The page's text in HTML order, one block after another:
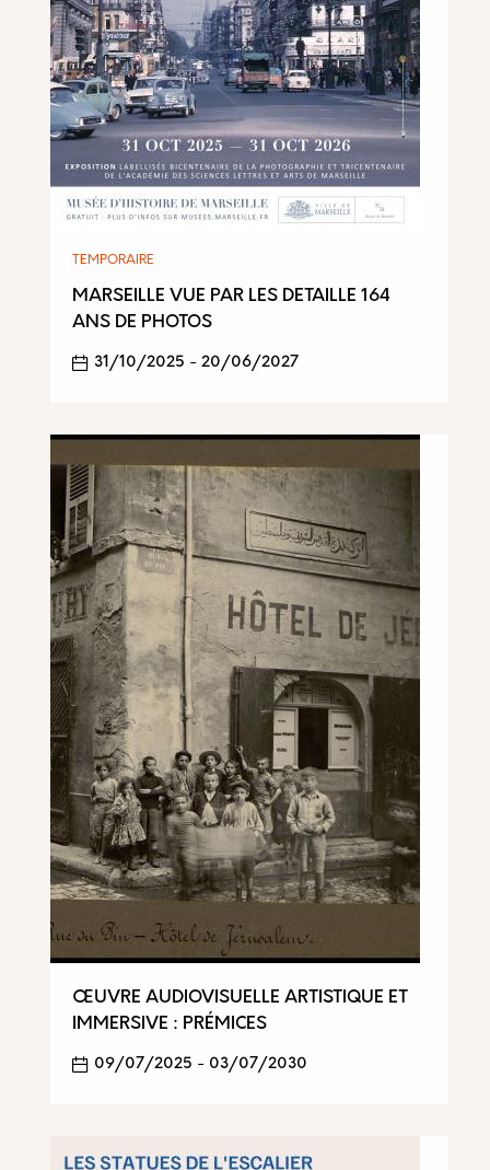
TEMPORAIRE
MARSEILLE VUE PAR LES DETAILLE 164
ANS DE PHOTOS
31/10/2025 - 20/06/2027
ŒUVRE AUDIOVISUELLE ARTISTIQUE ET
IMMERSIVE : PRÉMICES
09/07/2025 - 03/07/2030